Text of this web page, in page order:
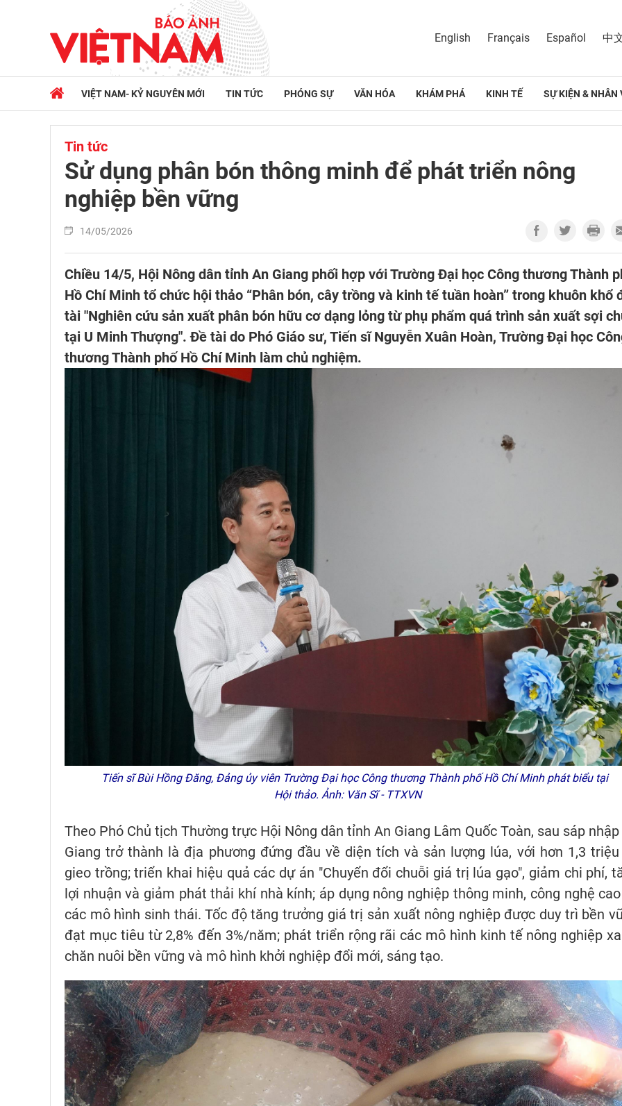
English Français Español 中
VIỆT NAM- KỶ NGUYÊN MỚI TIN TỨC PHÓNG SỰ VĂN HÓA KHÁM PHÁ KINH TẾ SỰ KIỆN & NHÂN
Tin tức
Sử dụng phân bón thông minh để phát triển nông
nghiệp bền vững
14/05/2026
Chiều 14/5, Hội Nông dân tỉnh An Giang phối hợp với Trường Đại học Công thương Thành
Hồ Chí Minh tổ chức hội thảo “Phân bón, cây trồng và kinh tế tuần hoàn” trong khuôn khổ
tài "Nghiên cứu sản xuất phân bón hữu cơ dạng lỏng từ phụ phẩm quá trình sản xuất sợi
tại U Minh Thượng". Đề tài do Phó Giáo sư, Tiến sĩ Nguyễn Xuân Hoàn, Trường Đại học
thương Thành phố Hồ Chí Minh làm chủ nghiệm.
Tiến sĩ Bùi Hồng Đăng, Đảng ủy viên Trường Đại học Công thương Thành phố Hồ Chí Minh phát biểu tại
Hội thảo. Ảnh: Văn Sĩ - TTXVN
Theo Phó Chủ tịch Thường trực Hội Nông dân tỉnh An Giang Lâm Quốc Toàn, sau sáp
Giang trở thành là địa phương đứng đầu về diện tích và sản lượng lúa, với hơn 1,3
gieo trồng; triển khai hiệu quả các dự án "Chuyển đổi chuỗi giá trị lúa gạo", giảm chi phí,
lợi nhuận và giảm phát thải khí nhà kính; áp dụng nông nghiệp thông minh, công nghệ
các mô hình sinh thái. Tốc độ tăng trưởng giá trị sản xuất nông nghiệp được duy trì bền
đạt mục tiêu từ 2,8% đến 3%/năm; phát triển rộng rãi các mô hình kinh tế nông nghiệp
chăn nuôi bền vững và mô hình khởi nghiệp đổi mới, sáng tạo.